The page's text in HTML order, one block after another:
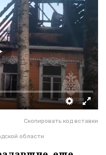
Скопировать код вставки
области